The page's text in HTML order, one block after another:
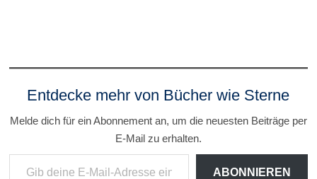
Entdecke mehr von Bücher wie Sterne
Melde dich für ein Abonnement an, um die neuesten Beiträge per
E-Mail zu erhalten.
Gib deine E-Mail-Adresse ein ...
ABONNIEREN